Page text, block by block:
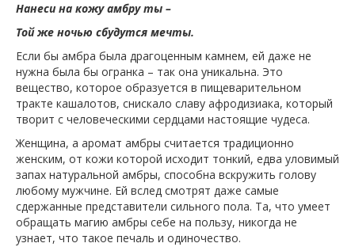
Нанеси на кожу амбру ты –
Той же ночью сбудутся мечты.
Если бы амбра была драгоценным камнем, ей даже не
нужна была бы огранка – так она уникальна. Это
вещество, которое образуется в пищеварительном
тракте кашалотов, снискало славу афродизиака, который
творит с человеческими сердцами настоящие чудеса.
Женщина, а аромат амбры считается традиционно
женским, от кожи которой исходит тонкий, едва уловимый
запах натуральной амбры, способна вскружить голову
любому мужчине. Ей вслед смотрят даже самые
сдержанные представители сильного пола. Та, что умеет
обращать магию амбры себе на пользу, никогда не
узнает, что такое печаль и одиночество.